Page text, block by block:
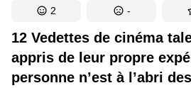
12 Vedettes de cinéma
appris de leur propre
personne n’est à l’abri
2 -